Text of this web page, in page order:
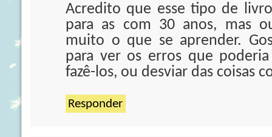
Acredito que esse tipo de
para as com 30 anos, mas
muito o que se aprender.
para ver os erros que
fazê-los, ou desviar das coisas
Responder